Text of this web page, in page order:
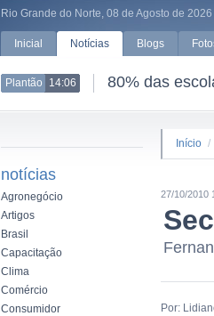
Rio Grande do Norte, 08 de Agosto de 2026
Inicial Notícias Blogs
Plantão 14:06 80% das
notícias
Agronegócio
Artigos
Brasil
Capacitação
Clima
Comércio
Consumidor
Início /
27/10/2010
Por: